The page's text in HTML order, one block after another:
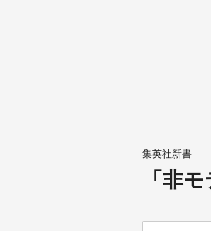
集英社新書
「非